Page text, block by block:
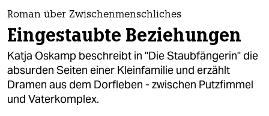
themen
politik
öko
gesellschaft
Roman über Zwischenmenschliches
Eingestaubte Beziehungen
Katja Oskamp beschreibt in "Die Staubfängerin" die
absurden Seiten einer Kleinfamilie und erzählt
Dramen aus dem Dorfleben - zwischen Putzfimmel
und Vaterkomplex.